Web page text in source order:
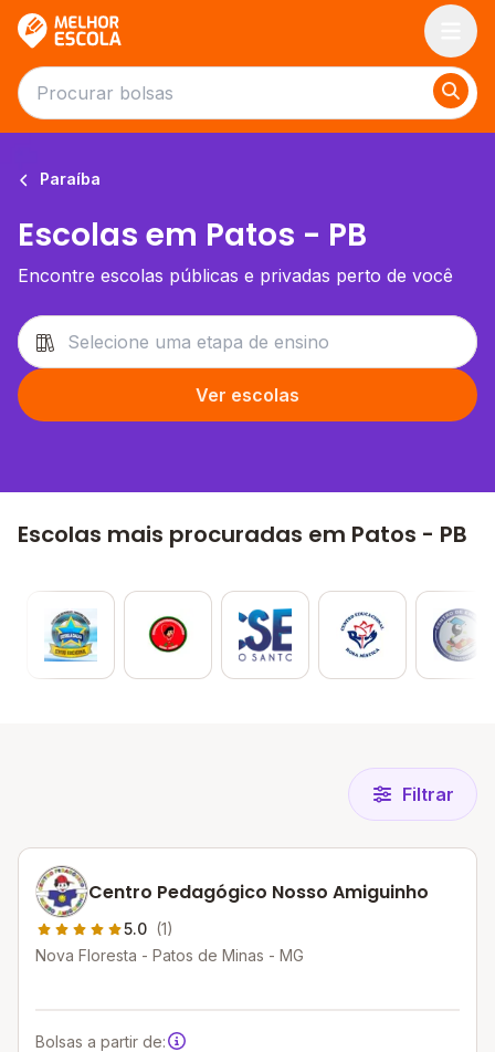
Paraíba
Escolas em Patos - PB
Encontre escolas públicas e privadas perto de você
Ver escolas
Escolas mais procuradas em Patos - PB
Filtrar
Centro Pedagógico Nosso Amiguinho
5.0 (1)
Nova Floresta - Patos de Minas - MG
Bolsas a partir de: